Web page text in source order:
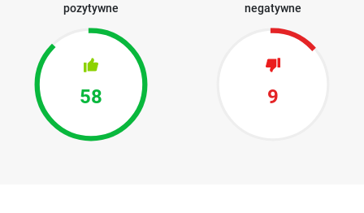
pozytywne
58
negatywne
9